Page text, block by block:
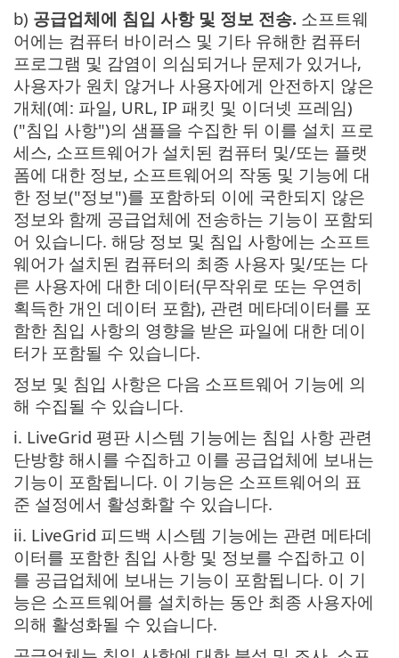
b) 공급업체에 침입 사항 및 정보 전송. 소프트웨
어에는 컴퓨터 바이러스 및 기타 유해한 컴퓨터
프로그램 및 감염이 의심되거나 문제가 있거나,
사용자가 원치 않거나 사용자에게 안전하지 않은
개체(예: 파일, URL, IP 패킷 및 이더넷 프레임)
("침입 사항")의 샘플을 수집한 뒤 이를 설치 프로
세스, 소프트웨어가 설치된 컴퓨터 및/또는 플랫
폼에 대한 정보, 소프트웨어의 작동 및 기능에 대
한 정보("정보")를 포함하되 이에 국한되지 않은
정보와 함께 공급업체에 전송하는 기능이 포함되
어 있습니다. 해당 정보 및 침입 사항에는 소프트
웨어가 설치된 컴퓨터의 최종 사용자 및/또는 다
른 사용자에 대한 데이터(무작위로 또는 우연히
획득한 개인 데이터 포함), 관련 메타데이터를 포
함한 침입 사항의 영향을 받은 파일에 대한 데이
터가 포함될 수 있습니다.
정보 및 침입 사항은 다음 소프트웨어 기능에 의
해 수집될 수 있습니다.
i. LiveGrid 평판 시스템 기능에는 침입 사항 관련
단방향 해시를 수집하고 이를 공급업체에 보내는
기능이 포함됩니다. 이 기능은 소프트웨어의 표
준 설정에서 활성화할 수 있습니다.
ii. LiveGrid 피드백 시스템 기능에는 관련 메타데
이터를 포함한 침입 사항 및 정보를 수집하고 이
를 공급업체에 보내는 기능이 포함됩니다. 이 기
능은 소프트웨어를 설치하는 동안 최종 사용자에
의해 활성화될 수 있습니다.